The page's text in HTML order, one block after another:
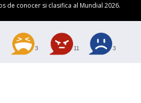
de conocer si clasifica al Mundial 2026.
3 11 3